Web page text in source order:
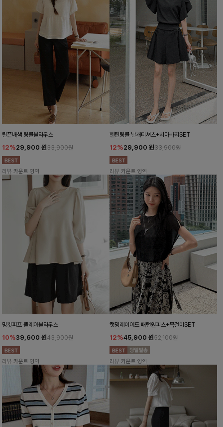
릴픈배색 링클블라우스
12%29,900 원33,900원
리뷰 카운트 영역
헨틴링클 날개티셔츠+치마바지SET
12%29,900 원33,900원
리뷰 카운트 영역
밍킷퍼프 플레어블라우스
10%39,600 원43,900원
리뷰 카운트 영역
캣밍레이어드 패턴원피스+목걸이SET
12%45,900 원52,100원
리뷰 카운트 영역